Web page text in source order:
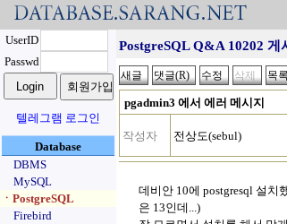
UserID
Passwd
텔레그램 로그인
Database
DBMS
MySQL
ㆍPostgreSQL
Firebird
PostgreSQL Q&A 10202 게
pgadmin3 에서 에러 메시지
작성자 전상도(sebul)
데비안 10에 postgresql 설치
은 13인데...)